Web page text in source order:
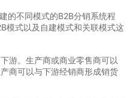
的不同模式的B2B分销系统程
模式以及自建模式和关联模式这
游。生产商或商业零售商可以
商可以与下游经销商形成销货